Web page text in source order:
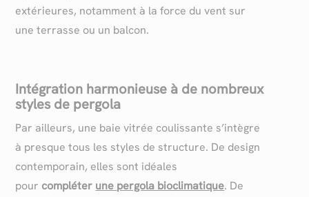
extérieures, notamment à la force du vent sur
une terrasse ou un balcon.
Intégration harmonieuse à de nombreux
styles de pergola
Par ailleurs, une baie vitrée coulissante s’intègre
à presque tous les styles de structure. De design
contemporain, elles sont idéales
pour compléter une pergola bioclimatique. De